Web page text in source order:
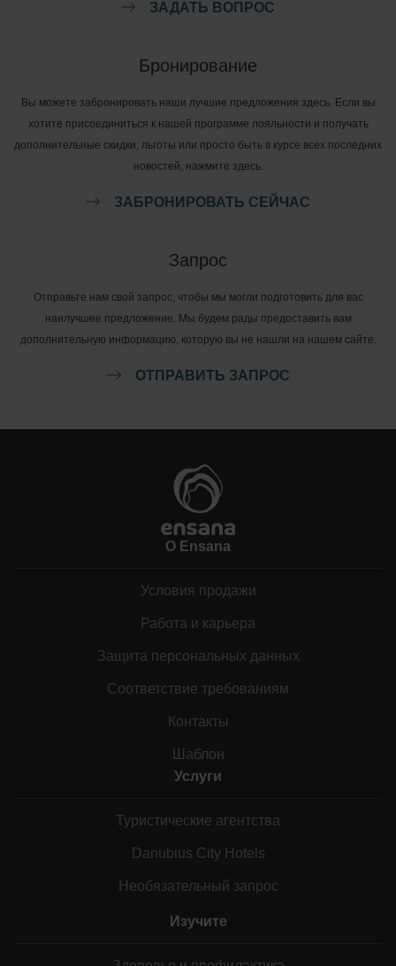
ЗАДАТЬ ВОПРОС
Бронирование
Вы можете забронировать наши лучшие предложения здесь. Если вы
хотите присоединиться к нашей программе лояльности и получать
дополнительные скидки, льготы или просто быть в курсе всех последних
новостей, нажмите здесь.
ЗАБРОНИРОВАТЬ СЕЙЧАС
Запрос
Отправьте нам свой запрос, чтобы мы могли подготовить для вас
наилучшее предложение. Мы будем рады предоставить вам
дополнительную информацию, которую вы не нашли на нашем сайте.
ОТПРАВИТЬ ЗАПРОС
О Ensana
Условия продажи
Работа и карьера
Защита персональных данных
Соответствие требованиям
Контакты
Шаблон
Услуги
Туристические агентства
Danubius City Hotels
Необязательный запрос
Изучите